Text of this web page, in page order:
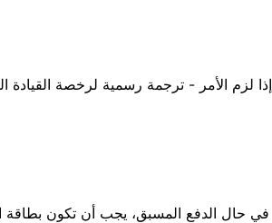
إذا لزم الأمر - ترجمة رسمية لرخصة
في حال الدفع المسبق، يجب أن تكون بطاقة